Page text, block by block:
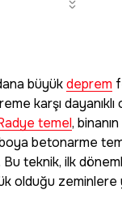
büyükdeprem
karşı
temel,
betonarme
Bu teknik, ilk
olduğu zeminlere